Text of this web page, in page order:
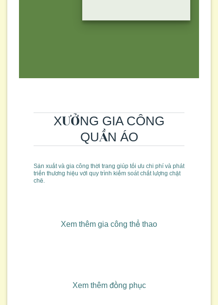
XƯỞNG GIA CÔNG
QUẦN ÁO
Sản xuất và gia công thời trang giúp tối ưu chi phí và phát
triển thương hiệu với quy trình kiểm soát chất lượng chặt
chẽ.
Xem thêm gia công thể thao
Xem thêm đồng phục